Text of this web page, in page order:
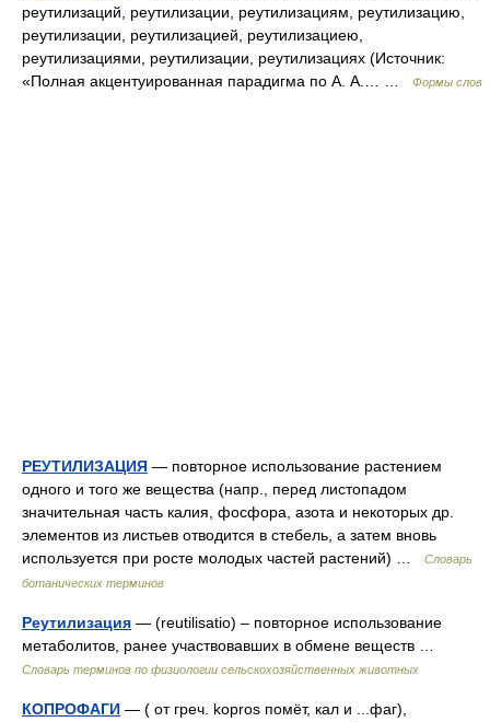
реутилизаций, реутилизации, реутилизациям, реутилизацию,
реутилизации, реутилизацией, реутилизациею,
реутилизациями, реутилизации, реутилизациях (Источник:
«Полная акцентуированная парадигма по А. А.… …
Формы слов
РЕУТИЛИЗАЦИЯ — повторное использование растением
одного и того же вещества (напр., перед листопадом
значительная часть калия, фосфора, азота и некоторых др.
элементов из листьев отводится в стебель, а затем вновь
используется при росте молодых частей растений) …
Словарь
ботанических терминов
Реутилизация — (reutilisatio) – повторное использование
метаболитов, ранее участвовавших в обмене веществ …
Словарь терминов по физиологии сельскохозяйственных животных
КОПРОФАГИ — ( от греч. kopros помёт, кал и ...фаг),